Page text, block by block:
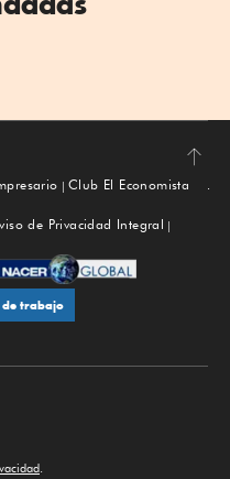
Subir
Club El Economista
de Privacidad Integral
de trabajo
.